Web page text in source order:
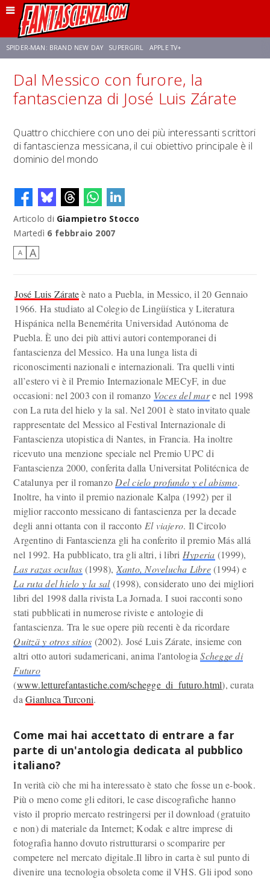
SPIDER-MAN: BRAND NEW DAY SUPERGIRL APPLE TV+
FRANCO RICCIARDIELLO ZENDAYA STAR TREK AVENGERS: DOOMSDAY
Dal Messico con furore, la
fantascienza di José Luis Zárate
Quattro chicchiere con uno dei più interessanti scrittori
di fantascienza messicana, il cui obiettivo principale è il
dominio del mondo
Articolo di Giampietro Stocco
Martedì 6 febbraio 2007
A A
José Luis Zárateè nato a Puebla, in Messico, il 20 Gennaio
1966. Ha studiato al Colegio de Lingüística y Literatura
Hispánica nella Benemérita Universidad Autónoma de
Puebla. È uno dei più attivi autori contemporanei di
fantascienza del Messico. Ha una lunga lista di
riconoscimenti nazionali e internazionali. Tra quelli vinti
all’estero vi è il Premio Internazionale MECyF, in due
occasioni: nel 2003 con il romanzo Voces del mare nel 1998
con La ruta del hielo y la sal. Nel 2001 è stato invitato quale
rappresentate del Messico al Festival Internazionale di
Fantascienza utopistica di Nantes, in Francia. Ha inoltre
ricevuto una menzione speciale nel Premio UPC di
Fantascienza 2000, conferita dalla Universitat Politécnica de
Catalunya per il romanzo Del cielo profundo y el abismo.
Inoltre, ha vinto il premio nazionale Kalpa (1992) per il
miglior racconto messicano di fantascienza per la decade
degli anni ottanta con il racconto El viajero. Il Circolo
Argentino di Fantascienza gli ha conferito il premio Más allá
nel 1992. Ha pubblicato, tra gli altri, i libri Hyperia (1999),
Las razas ocultas (1998), Xanto, Novelucha Libre(1994) e
La ruta del hielo y la sal(1998), considerato uno dei migliori
libri del 1998 dalla rivista La Jornada. I suoi racconti sono
stati pubblicati in numerose riviste e antologie di
fantascienza. Tra le sue opere più recenti è da ricordare
Quitzä y otros sitios (2002). José Luis Zárate, insieme con
altri otto autori sudamericani, anima l'antologiaSchegge di
Futuro
(www.letturefantastiche.com/schegge_di_futuro.html), curata
daGianluca Turconi.
Come mai hai accettato di entrare a far
parte di un'antologia dedicata al pubblico
italiano?
In verità ciò che mi ha interessato è stato che fosse un e-book.
Più o meno come gli editori, le case discografiche hanno
visto il proprio mercato restringersi per il download (gratuito
e non) di materiale da Internet; Kodak e altre imprese di
fotografia hanno dovuto ristrutturarsi o scomparire per
competere nel mercato digitale.Il libro in carta è sul punto di
divenire una tecnologia obsoleta come il VHS. Gli ipod sono